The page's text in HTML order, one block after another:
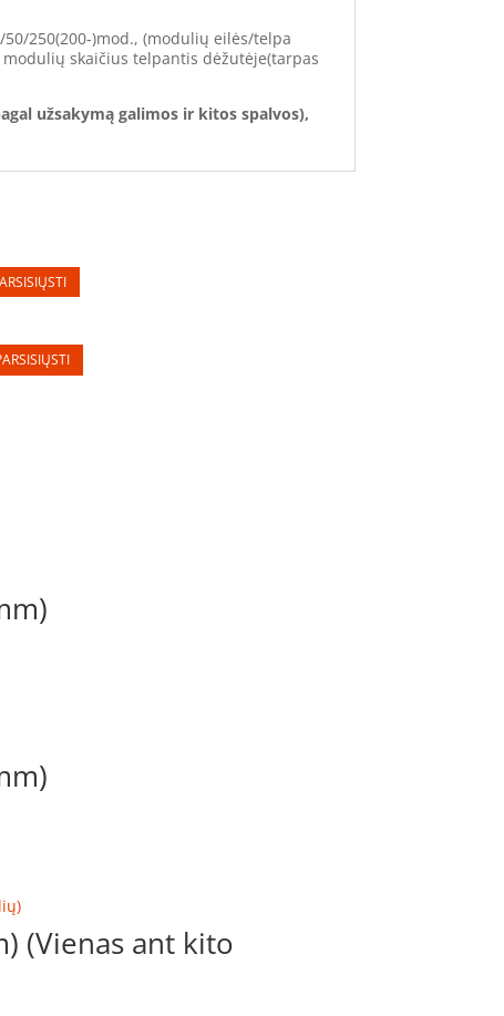
50/250(200-)mod., (modulių eilės/telpa
skaičius telpantis dėžutėje(tarpas
užsakymą galimos ir kitos spalvos),
(Vienas ant kito